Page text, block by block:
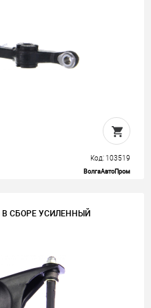
Код: 103519
ВолгаАвтоПром
СБОРЕ УСИЛЕННЫЙ